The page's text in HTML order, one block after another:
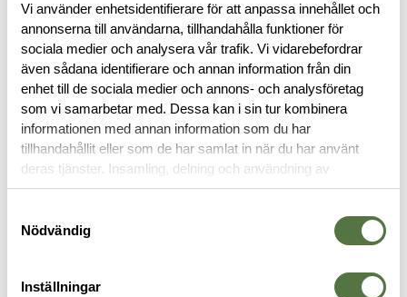
Vi använder enhetsidentifierare för att anpassa innehållet och
annonserna till användarna, tillhandahålla funktioner för
sociala medier och analysera vår trafik. Vi vidarebefordrar
även sådana identifierare och annan information från din
enhet till de sociala medier och annons- och analysföretag
som vi samarbetar med. Dessa kan i sin tur kombinera
informationen med annan information som du har
tillhandahållit eller som de har samlat in när du har använt
deras tjänster. Insamling, delning och användning av
personuppgifter kan användas för personalisering av
Nödvändig
Inställningar
RECENSIONER
OM VARUMÄRKET
MAGASINFICKOR